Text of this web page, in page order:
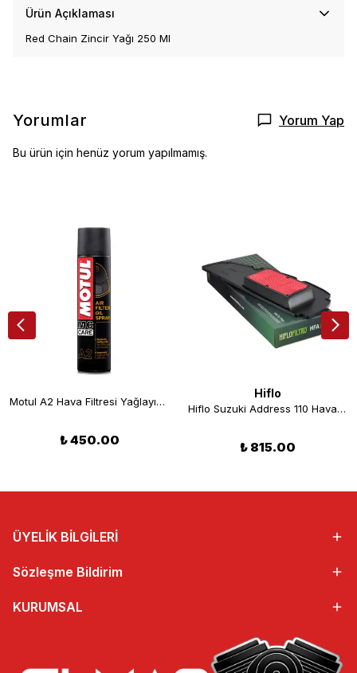
Ürün Açıklaması
Red Chain Zincir Yağı 250 Ml
Yorumlar Yorum Yap
Bu ürün için henüz yorum yapılmamış.
Motul A2 Hava Filtresi Yağlayıcı Spreyi 400 ML
₺ 450.00
Hiflo
Hiflo Suzuki Address 110 Hava Filtresi 15-20 HFA3107
₺ 815.00
ÜYELİK BİLGİLERİ
Sözleşme Bildirim
KURUMSAL